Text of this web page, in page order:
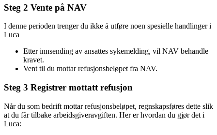
Steg 2 Vente på NAV
I denne perioden trenger du ikke å utføre noen spesielle handlinger i
Luca
Etter innsending av ansattes sykemelding, vil NAV behandle
kravet.
Vent til du mottar refusjonsbeløpet fra NAV.
Steg 3 Registrer mottatt refusjon
Når du som bedrift mottar refusjonsbeløpet, regnskapsføres dette slik
at du får tilbake arbeidsgiveravgiften. Her er hvordan du gjør det i
Luca: